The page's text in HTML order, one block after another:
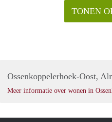
TONEN
Ossenkoppelerhoek-Oost,
Meer informatie over wonen in